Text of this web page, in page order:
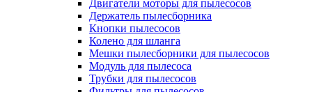
Двигатели моторы для пылесосов
Держатель пылесборника
Кнопки пылесосов
Колено для шланга
Мешки пылесборники для пылесосов
Модуль для пылесоса
Трубки для пылесосов